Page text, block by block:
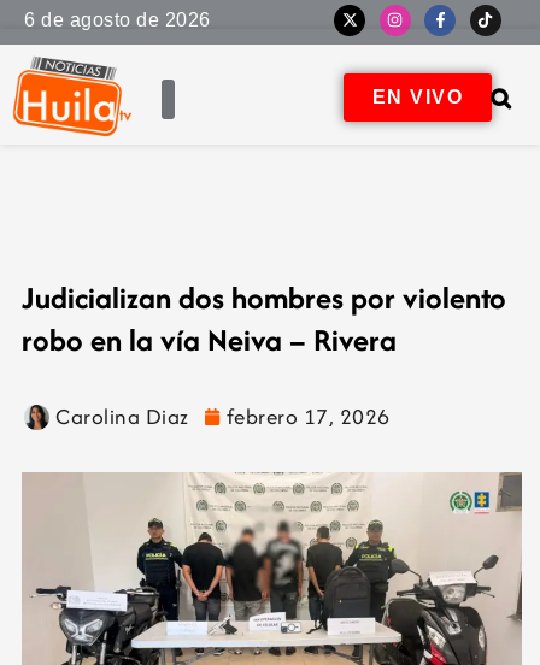
6 de agosto de 2026
EN VIVO
Judicializan dos hombres por violento
robo en la vía Neiva – Rivera
Carolina Diaz febrero 17, 2026